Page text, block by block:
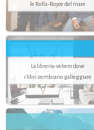
le Rolls-Royce del mare
La libreria-veliero dove
i libri sembrano galleggiare